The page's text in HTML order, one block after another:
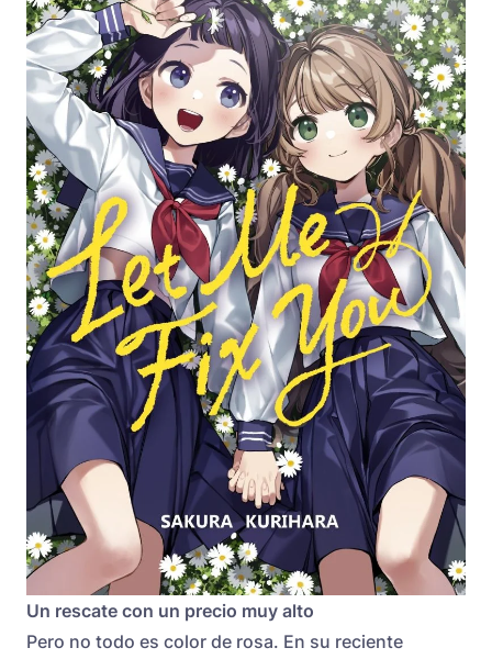
Un rescate con un precio muy alto
Pero no todo es color de rosa. En su reciente